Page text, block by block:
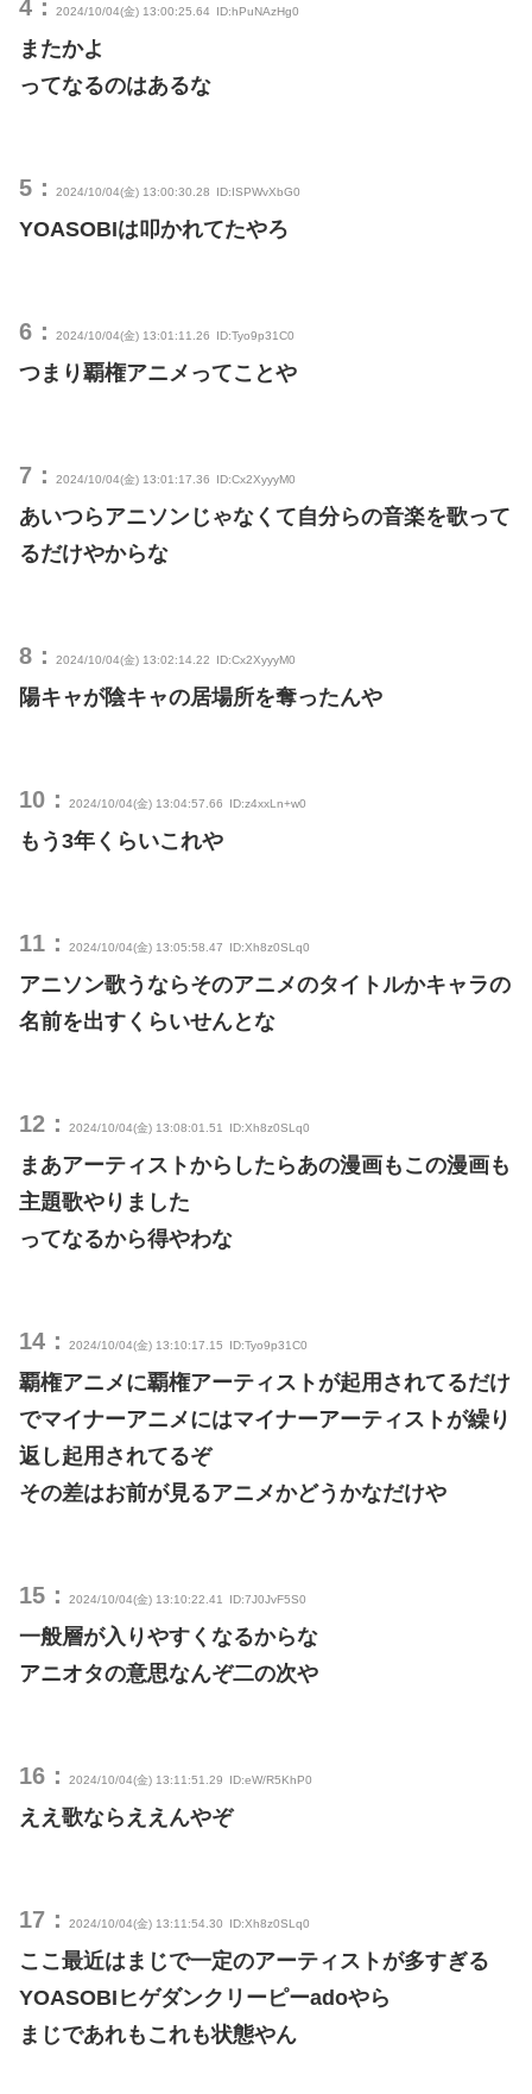
4： 2024/10/04(金) 13:00:25.64 ID:hPuNAzHg0
またかよ
ってなるのはあるな
5： 2024/10/04(金) 13:00:30.28 ID:ISPWvXbG0
YOASOBIは叩かれてたやろ
6： 2024/10/04(金) 13:01:11.26 ID:Tyo9p31C0
つまり覇権アニメってことや
7： 2024/10/04(金) 13:01:17.36 ID:Cx2XyyyM0
あいつらアニソンじゃなくて自分らの音楽を歌って
るだけやからな
8： 2024/10/04(金) 13:02:14.22 ID:Cx2XyyyM0
陽キャが陰キャの居場所を奪ったんや
10： 2024/10/04(金) 13:04:57.66 ID:z4xxLn+w0
もう3年くらいこれや
11： 2024/10/04(金) 13:05:58.47 ID:Xh8z0SLq0
アニソン歌うならそのアニメのタイトルかキャラの
名前を出すくらいせんとな
12： 2024/10/04(金) 13:08:01.51 ID:Xh8z0SLq0
まあアーティストからしたらあの漫画もこの漫画も
主題歌やりました
ってなるから得やわな
14： 2024/10/04(金) 13:10:17.15 ID:Tyo9p31C0
覇権アニメに覇権アーティストが起用されてるだけ
でマイナーアニメにはマイナーアーティストが繰り
返し起用されてるぞ
その差はお前が見るアニメかどうかなだけや
15： 2024/10/04(金) 13:10:22.41 ID:7J0JvF5S0
一般層が入りやすくなるからな
アニオタの意思なんぞ二の次や
16： 2024/10/04(金) 13:11:51.29 ID:eW/R5KhP0
ええ歌ならええんやぞ
17： 2024/10/04(金) 13:11:54.30 ID:Xh8z0SLq0
ここ最近はまじで一定のアーティストが多すぎる
YOASOBIヒゲダンクリーピーadoやら
まじであれもこれも状態やん